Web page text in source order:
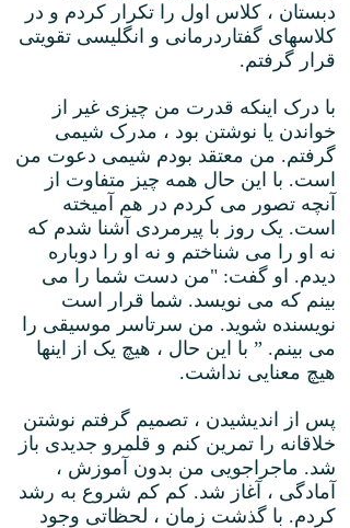
دبستان ، کلاس اول را تکرار کردم و در
کلاسهای گفتاردرمانی و انگلیسی تقویتی
قرار گرفتم.
با درک اینکه قدرت من چیزی غیر از
خواندن یا نوشتن بود ، مدرک شیمی
گرفتم. من معتقد بودم شیمی دعوت من
است. با این حال همه چیز متفاوت از
آنچه تصور می کردم در هم آمیخته
است. یک روز با پیرمردی آشنا شدم که
نه او را می شناختم و نه او را دوباره
دیدم. او گفت: "من دست شما را می
بینم که می نویسد. شما قرار است
نویسنده شوید. من سرتاسر موسیقی را
می بینم. ” با این حال ، هیچ یک از اینها
هیچ معنایی نداشت.
پس از اندیشیدن ، تصمیم گرفتم نوشتن
خلاقانه را تمرین کنم و قلمرو جدیدی باز
شد. ماجراجویی من بدون آموزش ،
آمادگی ، آغاز شد. کم کم شروع به رشد
کردم. با گذشت زمان ، لحظاتی وجود